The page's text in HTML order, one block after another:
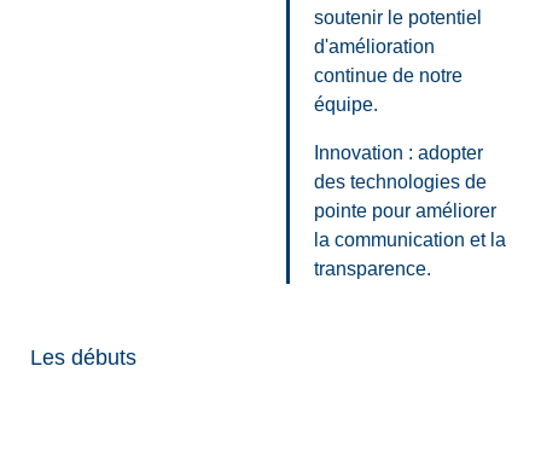
soutenir le potentiel
d'amélioration
continue de notre
équipe.
Innovation : adopter
des technologies de
pointe pour améliorer
la communication et la
transparence.
Les débuts